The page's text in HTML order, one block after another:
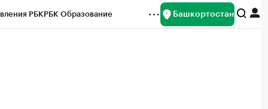
РБКРБК Образование Башкортостан